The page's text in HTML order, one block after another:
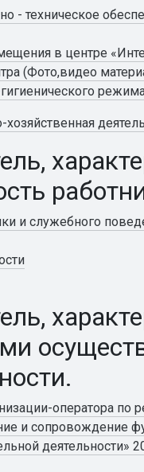
- техническое
в центре
(Фото,видео
и служебного
оператора по
и сопровождение
деятельности»